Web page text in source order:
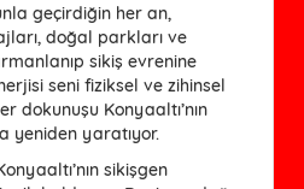
geçirdiğin her an,
doğal parkları ve
sikiş evrenine
seni fiziksel ve zihinsel
dokunuşu Konyaaltı’nın
yeniden yaratıyor.
sikişgen